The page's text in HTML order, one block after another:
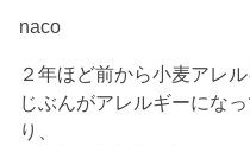
naco
２年ほど前から小麦アレル
じぶんがアレルギーにな
り、